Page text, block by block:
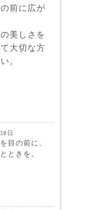
前に広が
美しさを
大切な方
。
日
目の前に、
ときを。